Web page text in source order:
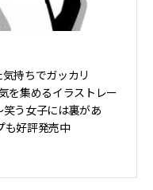
持ちでガッカリ
を集めるイラストレー
笑う女子には裏があ
も好評発売中